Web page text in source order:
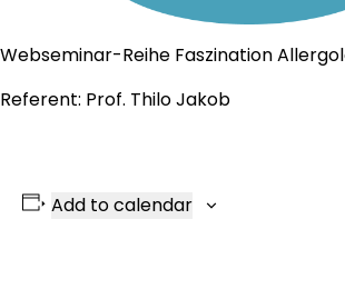
Webseminar-Reihe Faszination
Referent: Prof. Thilo Jakob
Add to calendar